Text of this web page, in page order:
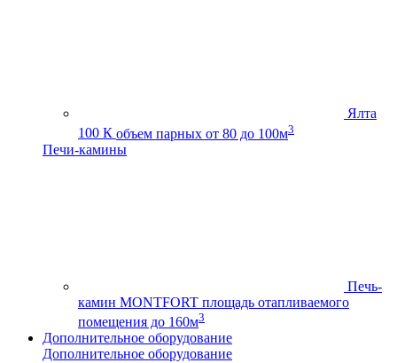
Ялта
100 К объем парных от 80 до 100м3
Печи-камины
Печь-
камин MONTFORT площадь отапливаемого
помещения до 160м3
Дополнительное оборудование
Дополнительное оборудование